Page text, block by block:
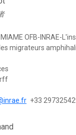
MIAME OFB-INRAE-
migrateurs
+33